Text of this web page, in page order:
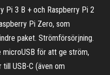
Pi 3 B + och Raspberry Pi 2
Pi Zero, som
paket. Strömförsörjning.
microUSB för att ge ström,
USB-C (även om